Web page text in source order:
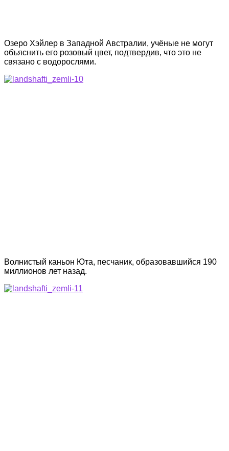
Озеро Хэйлер в Западной Австралии, учёные не могут
объяснить его розовый цвет, подтвердив, что это не
связано с водорослями.
Волнистый каньон Юта, песчаник, образовавшийся 190
миллионов лет назад.